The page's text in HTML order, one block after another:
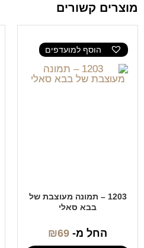
מוצרים קשורים
הוסף למועדפים
1203 – תמונה מעוצבת של
בבא סאלי
החל מ- ₪69